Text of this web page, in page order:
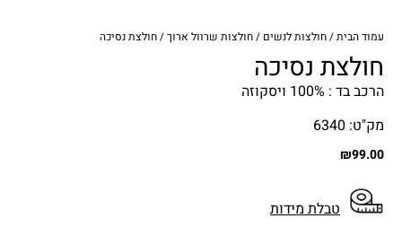
עמוד הבית/חולצות לנשים /חולצות שרוול ארוך/ חולצת נסיכה
חולצת נסיכה
הרכב בד : 100% ויסקוזה
מק"ט: 6340
₪99.00
טבלת מידות